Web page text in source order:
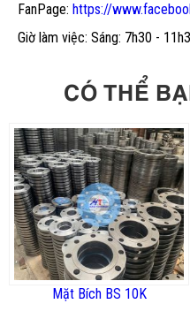
FanPage: https://
Giờ làm việc: Sáng: 7h30 -
CÓ THỂ
Mặt Bích BS 10K